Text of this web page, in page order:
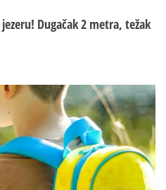
Dugačak 2 metra, težak